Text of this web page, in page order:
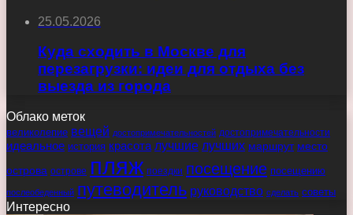
25.05.2026
Куда сходить в Москве для
перезагрузки: идеи для отдыха без
выезда из города
Облако меток
великолепие вещей достопримечательностей достопримечательности
идеальное история красота лучшие лучших маршрут место
острова острове пляж поездки посещение посещению
послеобеденный путеводитель руководство сделать советы
Интересно